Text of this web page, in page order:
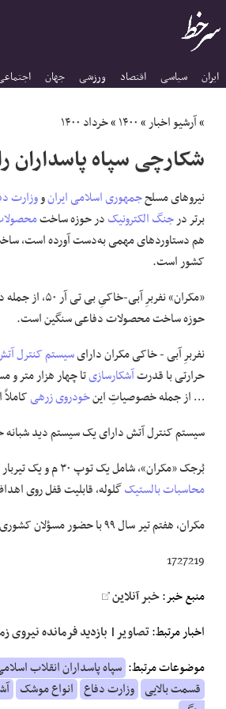
ایران سیاسی اقتصاد ورزشی جهان
»آرشیو اخبار»۱۴۰۰»خرداد ۱۴۰۰
شکارچی سپاه پاسداران
نیروهای مسلحجمهوری اسلامی ایرانووزارت
برتر درجنگ الکترونیکدر حوزه ساخت
هم دستاوردهای مهمی به‌دست آورده است،
کشور است.
«مکران» نفربرِ آبی-خاکیِ بی تی آر ۵۰، از جمله دستاوردهای نیروی زمینی
حوزه ساخت محصولات دفاعی سنگین است.
نفربرِ آبی - خاکی مکران دارایسیستم کنترل
حرارتی با قدرتآشکارسازیتا چهار هزار متر و مسافت یاب لیزری
… از جمله خصوصیاتِ اینخودروی زرهی
سیستم کنترل آتش دارای یک سیستم دید شبانه
بُرجک «مکران»، شامل یک توپ ۳۰ م و یک تیربار ۷٫۶۲ هم‌محور با توپ اصلی است و مخزن مهمات ۵۰۰ فشنگیِ در
محاسباتبالستیکگلوله، قابلیت قفل روی
مکران، هفتم تیر سال ۹۹ با حضور مسؤلان کشوری و لشکری رونمایی و به
1727219
منبع خبر:خبر آنلاین
اخبار مرتبط:تصاویر| بازدید فرمانده نیروی
موضوعات مرتبط: سپاه پاسداران انقلاب
قسمت بالایی وزارت دفاع انواع موشک